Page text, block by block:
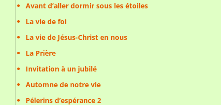
Avant d’aller dormir sous les étoiles
La vie de foi
La vie de Jésus-Christ en nous
La Prière
Invitation à un jubilé
Automne de notre vie
Pélerins d’espérance 2